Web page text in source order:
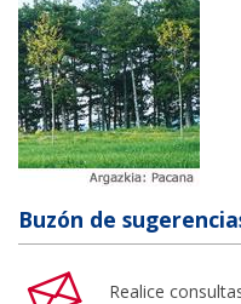
Buzón de
Realice